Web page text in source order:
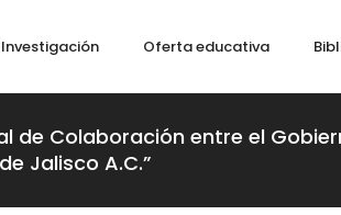
Investigación Oferta educativa
de Colaboración entre el
Jalisco A.C.”